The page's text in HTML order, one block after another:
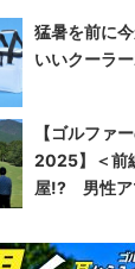
猛暑を前に
いいクーラ
【ゴルファ
2025】＜前
屋!? 男性ア